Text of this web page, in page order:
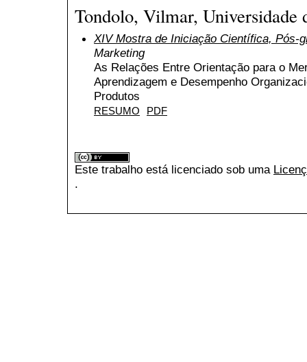
Tondolo, Vilmar, Universidade
XIV Mostra de Iniciação Científica, Pós-
Marketing
As Relações Entre Orientação para o
Aprendizagem e Desempenho
Produtos
RESUMO PDF
Este trabalho está licenciado sob uma
.